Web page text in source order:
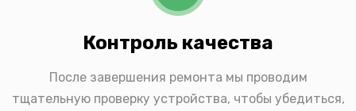
Контроль качества
После завершения ремонта мы проводим
тщательную проверку устройства, чтобы убедиться,